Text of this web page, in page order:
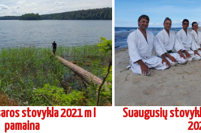
stovykla 2021 m I
pamaina
Suaugusių